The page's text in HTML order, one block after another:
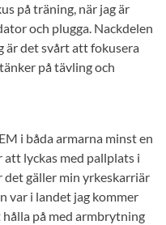
på träning, när jag är
och plugga. Nackdelen
är det svårt att fokusera
på tävling och
i båda armarna minst en
lyckas med pallplats i
det gäller min yrkeskarriär
var i landet jag kommer
på med armbrytning